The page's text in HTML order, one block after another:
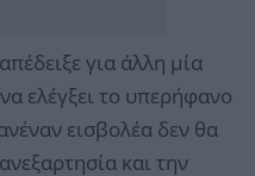
για άλλη μία
ελέγξει το υπερήφανο
εισβολέα δεν θα
και την